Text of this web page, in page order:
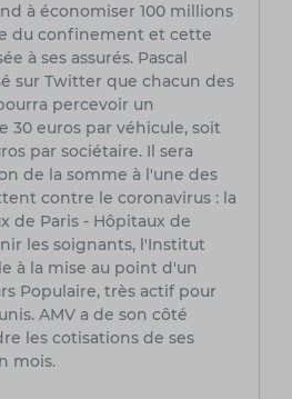
à économiser 100 millions
du confinement et cette
à ses assurés. Pascal
sur Twitter que chacun des
percevoir un
30 euros par véhicule, soit
par sociétaire. Il sera
de la somme à l'une des
contre le coronavirus : la
de Paris - Hôpitaux de
les soignants, l'Institut
à la mise au point d'un
Populaire, très actif pour
AMV a de son côté
les cotisations de ses
mois.